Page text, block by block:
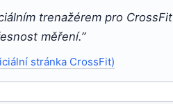
trenažérem pro
měření.”
stránka CrossFit)